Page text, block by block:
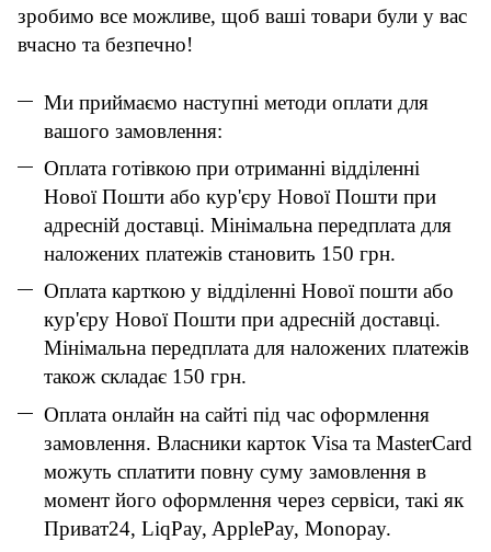
зробимо все можливе, щоб ваші товари були у вас
вчасно та безпечно!
Ми приймаємо наступні методи оплати для
вашого замовлення:
Оплата готівкою при отриманні відділенні
Нової Пошти або кур'єру Нової Пошти при
адресній доставці. Мінімальна передплата для
наложених платежів становить 150 грн.
Оплата карткою у відділенні Нової пошти або
кур'єру Нової Пошти при адресній доставці.
Мінімальна передплата для наложених платежів
також складає 150 грн.
Оплата онлайн на сайті під час оформлення
замовлення. Власники карток Visa та MasterCard
можуть сплатити повну суму замовлення в
момент його оформлення через сервіси, такі як
Приват24, LiqPay, ApplePay, Monopay.